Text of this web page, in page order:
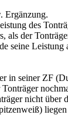
Ergänzung.
des
als der
seine Leistung
in seiner ZF
nicht über